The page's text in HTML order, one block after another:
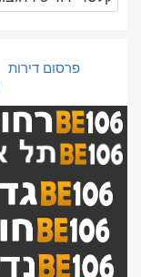
פרסום דירות